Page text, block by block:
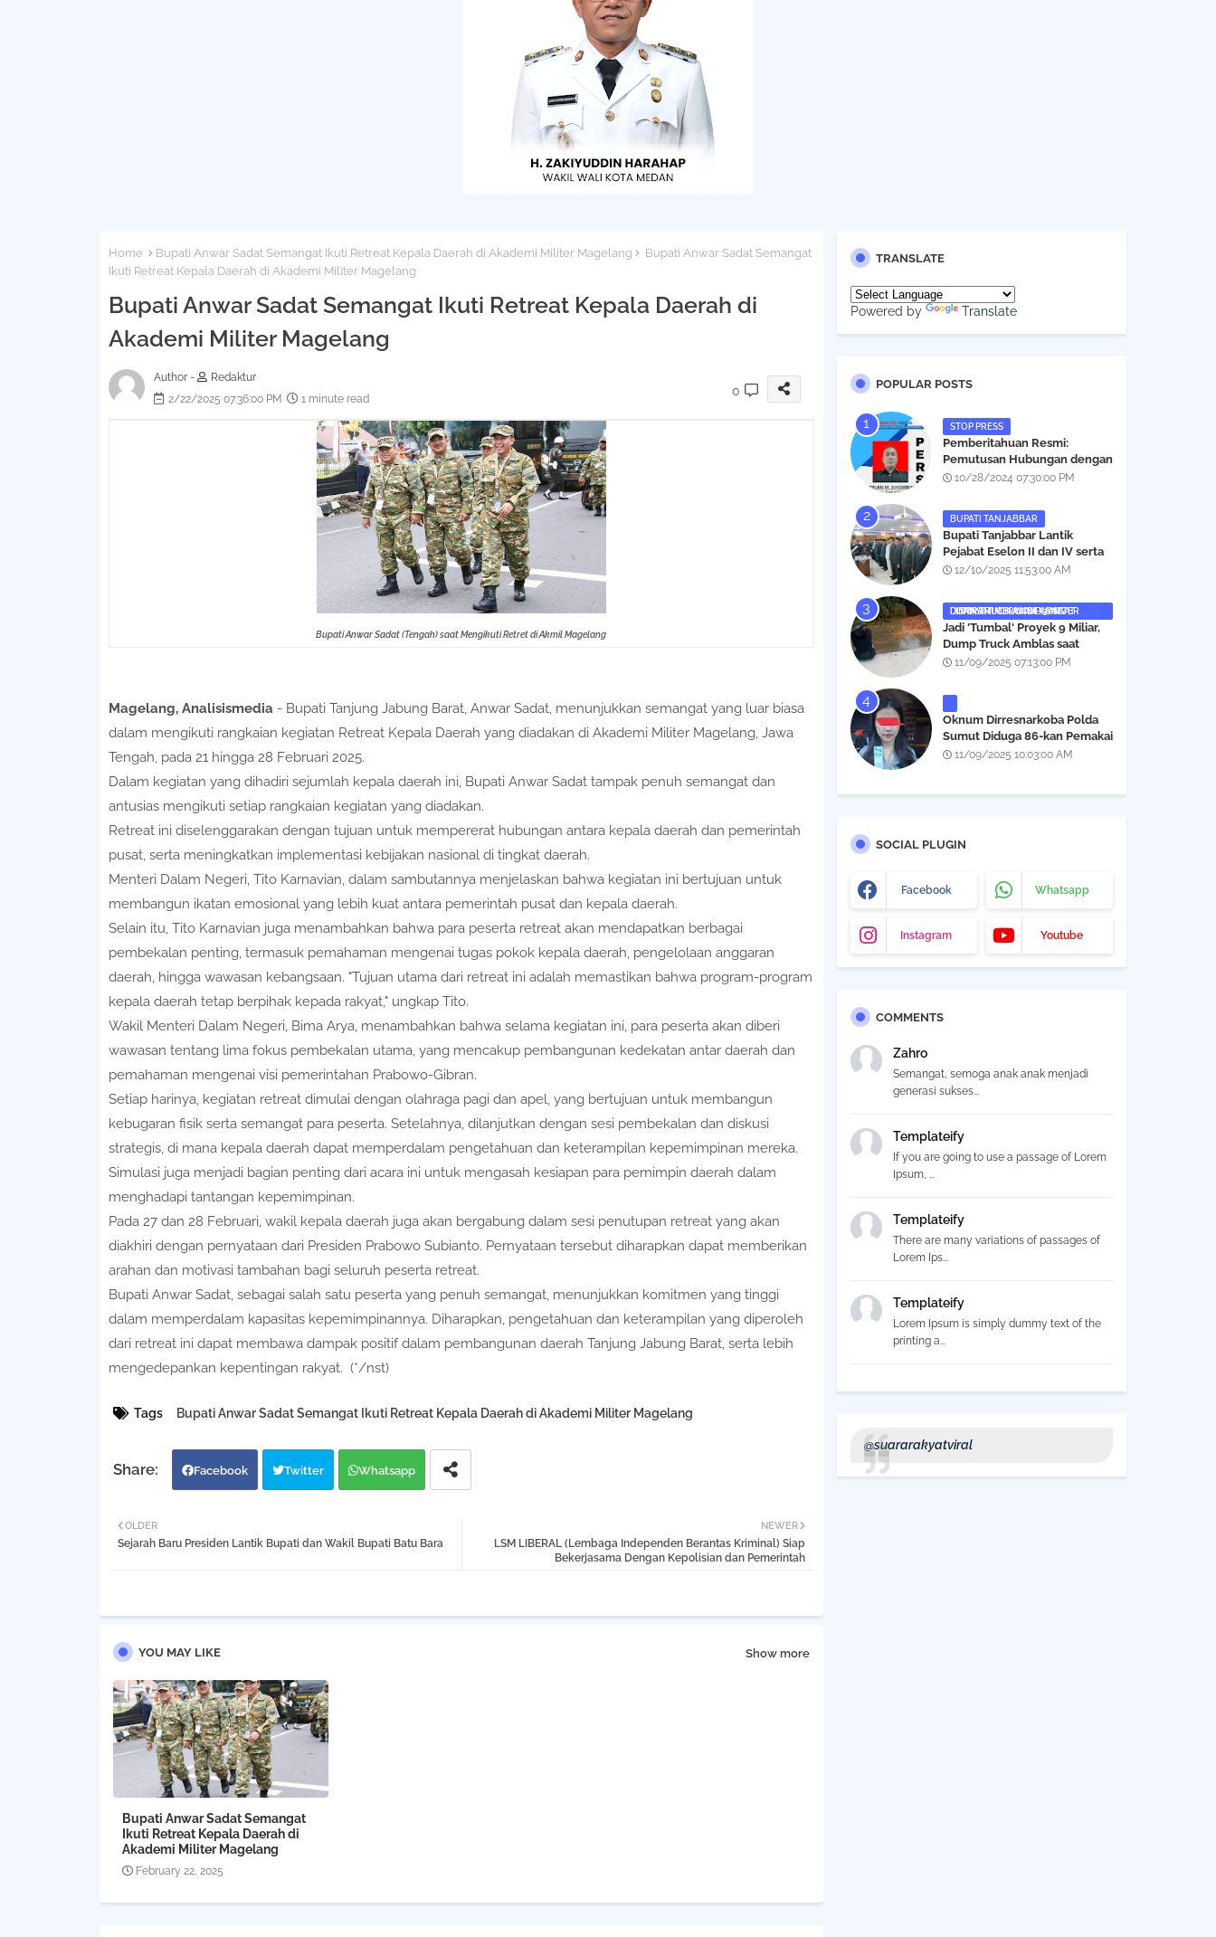
Home Bupati Anwar Sadat Semangat Ikuti Retreat Kepala Daerah di Akademi Militer Magelang
Bupati Anwar Sadat Semangat
Ikuti Retreat Kepala Daerah di Akademi Militer Magelang
Bupati Anwar Sadat Semangat Ikuti Retreat Kepala Daerah di
Akademi Militer Magelang
Author -
Redaktur
2/22/2025 07:36:00 PM
1 minute read
0
Bupati Anwar Sadat (Tengah) saat Mengikuti Retret di Akmil Magelang
Magelang, Analisismedia - Bupati Tanjung Jabung Barat, Anwar Sadat, menunjukkan semangat yang luar biasa
dalam mengikuti rangkaian kegiatan Retreat Kepala Daerah yang diadakan di Akademi Militer Magelang, Jawa
Tengah, pada 21 hingga 28 Februari 2025.
Dalam kegiatan yang dihadiri sejumlah kepala daerah ini, Bupati Anwar Sadat tampak penuh semangat dan
antusias mengikuti setiap rangkaian kegiatan yang diadakan.
Retreat ini diselenggarakan dengan tujuan untuk mempererat hubungan antara kepala daerah dan pemerintah
pusat, serta meningkatkan implementasi kebijakan nasional di tingkat daerah.
Menteri Dalam Negeri, Tito Karnavian, dalam sambutannya menjelaskan bahwa kegiatan ini bertujuan untuk
membangun ikatan emosional yang lebih kuat antara pemerintah pusat dan kepala daerah.
Selain itu, Tito Karnavian juga menambahkan bahwa para peserta retreat akan mendapatkan berbagai
pembekalan penting, termasuk pemahaman mengenai tugas pokok kepala daerah, pengelolaan anggaran
daerah, hingga wawasan kebangsaan. "Tujuan utama dari retreat ini adalah memastikan bahwa program-program
kepala daerah tetap berpihak kepada rakyat," ungkap Tito.
Wakil Menteri Dalam Negeri, Bima Arya, menambahkan bahwa selama kegiatan ini, para peserta akan diberi
wawasan tentang lima fokus pembekalan utama, yang mencakup pembangunan kedekatan antar daerah dan
pemahaman mengenai visi pemerintahan Prabowo-Gibran.
Setiap harinya, kegiatan retreat dimulai dengan olahraga pagi dan apel, yang bertujuan untuk membangun
kebugaran fisik serta semangat para peserta. Setelahnya, dilanjutkan dengan sesi pembekalan dan diskusi
strategis, di mana kepala daerah dapat memperdalam pengetahuan dan keterampilan kepemimpinan mereka.
Simulasi juga menjadi bagian penting dari acara ini untuk mengasah kesiapan para pemimpin daerah dalam
menghadapi tantangan kepemimpinan.
Pada 27 dan 28 Februari, wakil kepala daerah juga akan bergabung dalam sesi penutupan retreat yang akan
diakhiri dengan pernyataan dari Presiden Prabowo Subianto. Pernyataan tersebut diharapkan dapat memberikan
arahan dan motivasi tambahan bagi seluruh peserta retreat.
Bupati Anwar Sadat, sebagai salah satu peserta yang penuh semangat, menunjukkan komitmen yang tinggi
dalam memperdalam kapasitas kepemimpinannya. Diharapkan, pengetahuan dan keterampilan yang diperoleh
dari retreat ini dapat membawa dampak positif dalam pembangunan daerah Tanjung Jabung Barat, serta lebih
mengedepankan kepentingan rakyat. (*/nst)
Tags Bupati Anwar Sadat Semangat Ikuti Retreat Kepala Daerah di Akademi Militer Magelang
Facebook Twitter Whatsapp
NEWER
LSM LIBERAL (Lembaga Independen Berantas Kriminal) Siap
Bekerjasama Dengan Kepolisian dan Pemerintah
OLDER
Sejarah Baru Presiden Lantik Bupati dan Wakil Bupati Batu Bara
YOU MAY LIKE Show more
Bupati Anwar Sadat Semangat
Ikuti Retreat Kepala Daerah di
Akademi Militer Magelang
February 22, 2025
TRANSLATE
Powered by Translate
POPULAR POSTS
STOP PRESS
Pemberitahuan Resmi:
Pemutusan Hubungan dengan
Salah Satu Individu yang
Analisismedia.com
10/28/2024 07:30:00 PM
BUPATI TANJABBAR
‎Bupati Tanjabbar Lantik
Pejabat Eselon II dan IV serta
Fungsional, Berikut Nama dan
12/10/2025 11:53:00 AM
DUMP TRUCK AMBLAS SAAT LINTASI TIMBUNAN YANG DITANAMI CERUCUP 3 METER
‎Jadi 'Tumbal' Proyek 9 Miliar,
Dump Truck Amblas saat
Lintasi Timbunan yang
11/09/2025 07:13:00 PM
Oknum Dirresnarkoba Polda
Sumut Diduga 86-kan Pemakai
Narkoba Yang Didapatkan Saat
11/09/2025 10:03:00 AM
SOCIAL PLUGIN
Facebook Whatsapp
Instagram Youtube
COMMENTS
Zahro
Semangat, semoga anak anak menjadi
generasi sukses...
Templateify
If you are going to use a passage of Lorem
Ipsum, ...
Templateify
There are many variations of passages of
Lorem Ips...
Templateify
Lorem Ipsum is simply dummy text of the
printing a...
@suararakyatviral